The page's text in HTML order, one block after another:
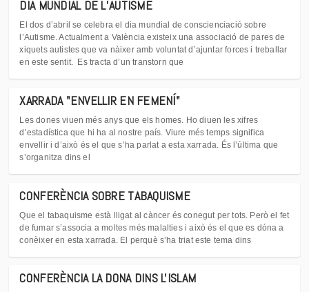
DIA MUNDIAL DE L’AUTISME
El dos d’abril se celebra el dia mundial de conscienciació sobre
l’Autisme. Actualment a València existeix una associació de pares de
xiquets autistes que va nàixer amb voluntat d’ajuntar forces i treballar
en este sentit. Es tracta d’un transtorn que
XARRADA "ENVELLIR EN FEMENÍ"
Les dones viuen més anys que els homes. Ho diuen les xifres
d’estadística que hi ha al nostre país. Viure més temps significa
envellir i d’això és el que s’ha parlat a esta xarrada. És l’última que
s’organitza dins el
CONFERÈNCIA SOBRE TABAQUISME
Que el tabaquisme està lligat al càncer és conegut per tots. Però el fet
de fumar s’associa a moltes més malalties i això és el que es dóna a
conèixer en esta xarrada. El perquè s’ha triat este tema dins
CONFERÈNCIA LA DONA DINS L'ISLAM